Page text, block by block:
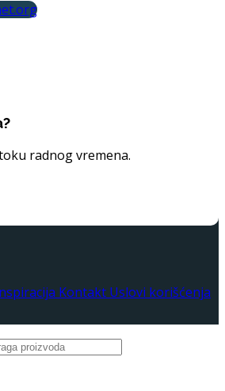
radnog vremena.
Kontakt Uslovi korišćenja